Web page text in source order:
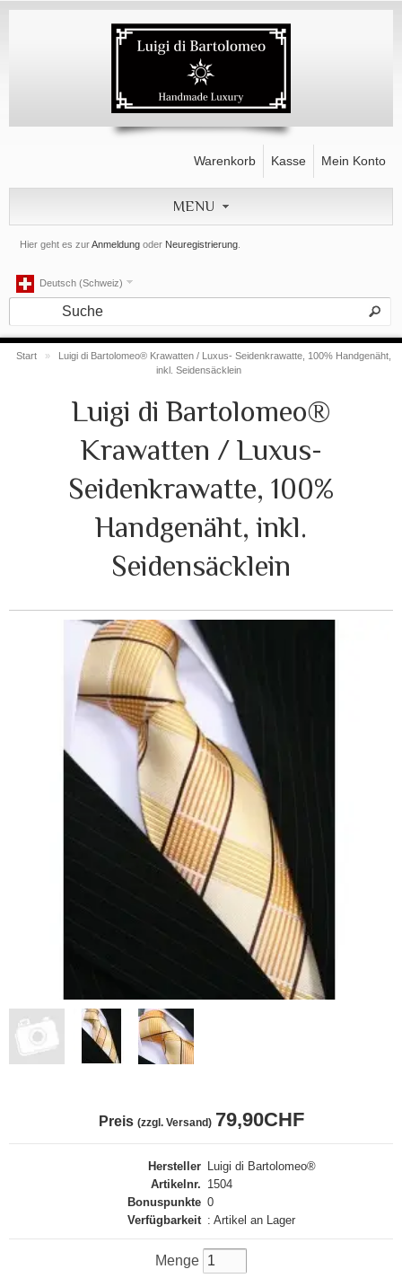
Hier geht es zurAnmeldung oder Neuregistrierung
Warenkorb Kasse Mein Konto
MENU
Deutsch (Schweiz)
Start »
Luigi di Bartolomeo® Krawatten / Luxus- Seidenkrawatte, 100% Handgenäht,
inkl. Seidensäcklein
Luigi di Bartolomeo®
Krawatten / Luxus-
Seidenkrawatte, 100%
Handgenäht, inkl.
Seidensäcklein
Preis (zzgl. Versand) 79,90CHF
Hersteller Luigi di Bartolomeo®
Artikelnr. 1504
Bonuspunkte 0
Verfügbarkeit : Artikel an Lager
Menge